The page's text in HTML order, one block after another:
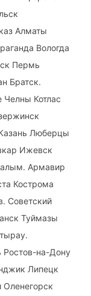
Алматы
Вологда
Пермь
Братск.
Челны Котлас
Люберцы
Ижевск
Армавир
Кострома
Советский
Туймазы
на-Дону
Липецк